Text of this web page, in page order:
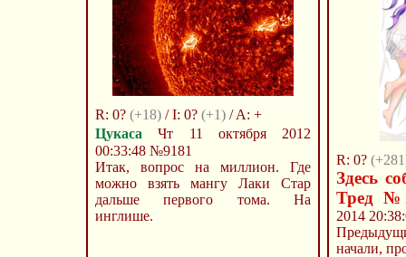
R: 0? (+18) / I: 0? (+1) / A: +
Цукаса Чт 11 октября 2012
00:33:48 №9181
Итак, вопрос на миллион. Где
можно взять мангу Лаки Стар
дальше первого тома. На
инглише.
R: 0?
Здесь
Тред
2014
начали,